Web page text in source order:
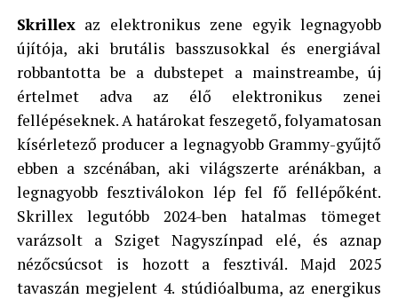
Skrillexaz elektronikus zene egyik legnagyobb
újítója, aki brutális basszusokkal és energiával
robbantotta be a dubstepet a mainstreambe, új
értelmet adva az élő elektronikus zenei
fellépéseknek. A határokat feszegető, folyamatosan
kísérletező producer a legnagyobb Grammy-gyűjtő
ebben a szcénában, aki világszerte arénákban, a
legnagyobb fesztiválokon lép fel fő fellépőként.
Skrillex legutóbb 2024-ben hatalmas tömeget
varázsolt a Sziget Nagyszínpad elé, és aznap
nézőcsúcsot is hozott a fesztivál. Majd 2025
tavaszán megjelent 4. stúdióalbuma, az energikus